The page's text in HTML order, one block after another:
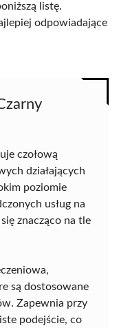
listę.
odpowiadające
czołową
działających
poziomie
usług na
znacząco na tle
są dostosowane
Zapewnia przy
podejście, co